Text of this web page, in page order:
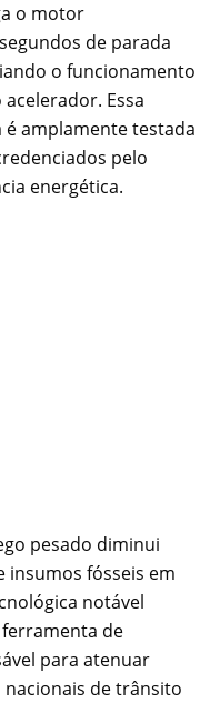
o motor
de parada
o funcionamento
Essa
amplamente testada
pelo
energética.
pesado diminui
insumos fósseis em
notável
de
para atenuar
de trânsito